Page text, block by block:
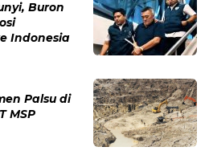
Buron
Indonesia
Palsu di
MSP